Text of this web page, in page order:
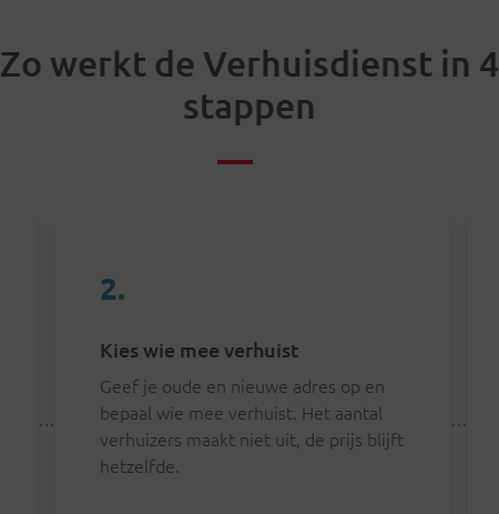
Zo werkt de Verhuisdienst in 4
stappen
2.
Kies wie mee verhuist
Geef je oude en nieuwe adres op en
bepaal wie mee verhuist. Het aantal
verhuizers maakt niet uit, de prijs blijft
hetzelfde.